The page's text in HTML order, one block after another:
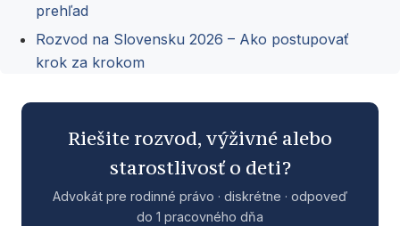
prehľad
Rozvod na Slovensku 2026 – Ako postupovať
krok za krokom
Riešite rozvod, výživné alebo
starostlivosť o deti?
Advokát pre rodinné právo · diskrétne · odpoveď
do 1 pracovného dňa